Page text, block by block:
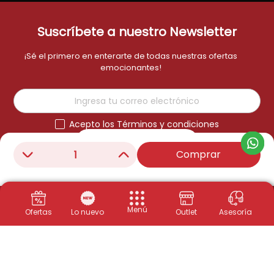
Ofertas Lo nuevo Menú Outlet Asesoría
＋
－ Comprar
Suscríbete a nuestro Newsletter
¡Sé el primero en enterarte de todas nuestras ofertas
emocionantes!
Acepto los Términos y condiciones
Suscribirme